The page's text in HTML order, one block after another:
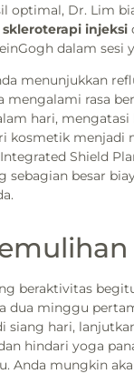
optimal, Dr. Lim
skleroterapi injeksi
dalam sesi
menunjukkan
mengalami rasa
hari, mengatasi
kosmetik menjadi
Shield
sebagian besar
beraktivitas
dua minggu
siang hari,
hindari yoga
Anda mungkin